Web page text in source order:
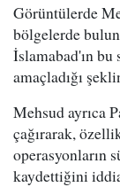
Görüntülerde
bölgelerde
İslamabad'ın bu
amaçladığı
Mehsud ayrıca
çağırarak,
operasyonların
kaydettiğini